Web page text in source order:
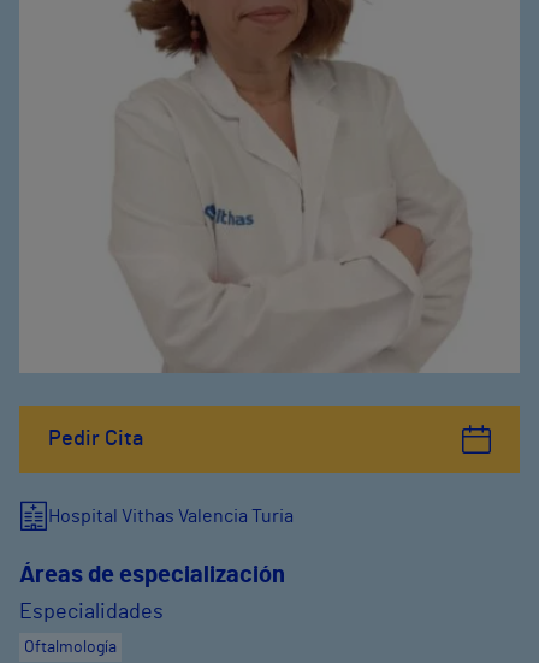
Pedir Cita
Hospital Vithas Valencia Turia
Áreas de especialización
Especialidades
Oftalmología